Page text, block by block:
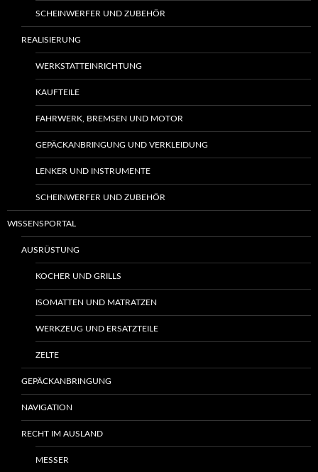
SCHEINWERFER UND ZUBEHÖR
REALISIERUNG
WERKSTATTEINRICHTUNG
KAUFTEILE
FAHRWERK, BREMSEN UND MOTOR
GEPÄCKANBRINGUNG UND VERKLEIDUNG
LENKER UND INSTRUMENTE
SCHEINWERFER UND ZUBEHÖR
WISSENSPORTAL
AUSRÜSTUNG
KOCHER UND GRILLS
ISOMATTEN UND MATRATZEN
WERKZEUG UND ERSATZTEILE
ZELTE
GEPÄCKANBRINGUNG
NAVIGATION
RECHT IM AUSLAND
MESSER